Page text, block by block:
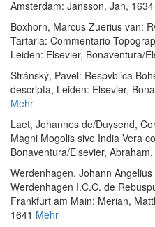
Amsterdam: Jansson, Jan, 1634
Boxhorn, Marcus Zuerius van:
Tartaria: Commentario
Leiden: Elsevier, Bonaventura/
Stránský, Pavel: Respvblica
descripta, Leiden: Elsevier,
Mehr
Laet, Johannes de/Duysend,
Magni Mogolis sive India Vera
Bonaventura/Elsevier, Abraham,
Werdenhagen, Johann Angelius
Werdenhagen I.C.C. de
Frankfurt am Main: Merian,
1641 Mehr